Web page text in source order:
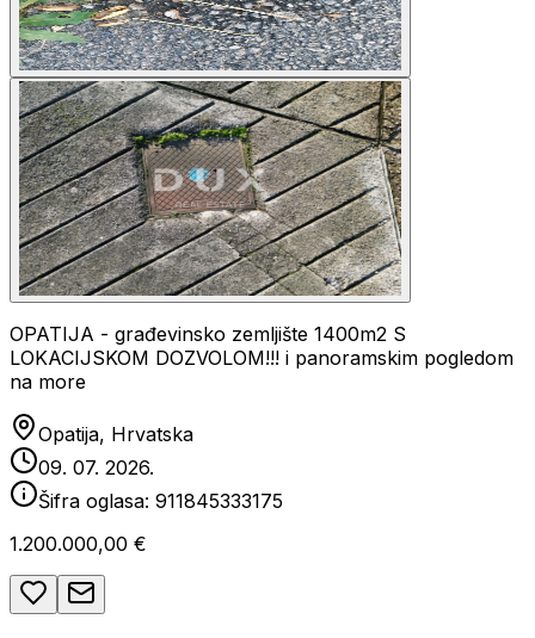
OPATIJA - građevinsko zemljište 1400m2 S
LOKACIJSKOM DOZVOLOM!!! i panoramskim pogledom
na more
Opatija, Hrvatska
09. 07. 2026.
Šifra oglasa: 911845333175
1.200.000,00 €